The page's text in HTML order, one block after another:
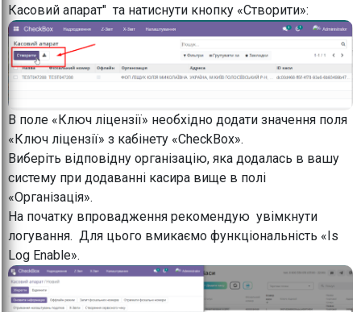
Касовий апарат" та натиснути кнопку «Створити»:
В поле «Ключ ліцензії» необхідно додати значення поля
«Ключ ліцензії» з кабінету «CheckBox».
Виберіть відповідну організацію, яка додалась в вашу
систему при додаванні касира вище в полі
«Організація».
На початку впровадження рекомендую увімкнути
логування. Для цього вмикаємо функціональність «Is
Log Enable».